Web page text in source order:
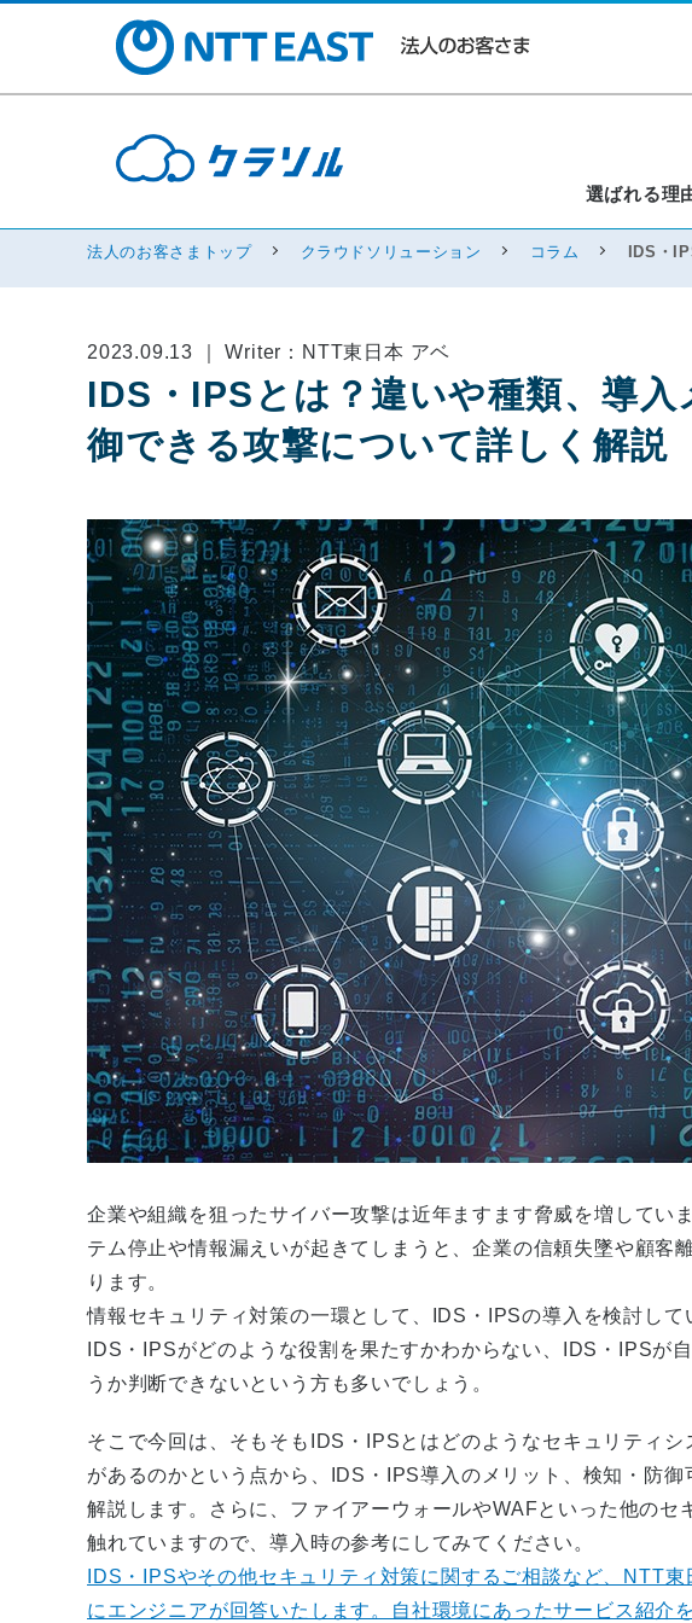
選ばれる理
法人のお客さまトップ クラウドソリューション コラム IDS・
2023.09.13 ｜ Writer：NTT東日本 アベ
IDS・IPSとは？違いや種類、導
御できる攻撃について詳しく解説
企業や組織を狙ったサイバー攻撃は近年ますます脅威を増してい
テム停止や情報漏えいが起きてしまうと、企業の信頼失墜や顧客
ります。
情報セキュリティ対策の一環として、IDS・IPSの導入を検討して
IDS・IPSがどのような役割を果たすかわからない、IDS・IPSが
うか判断できないという方も多いでしょう。
そこで今回は、そもそもIDS・IPSとはどのようなセキュリティ
があるのかという点から、IDS・IPS導入のメリット、検知・防
解説します。さらに、ファイアーウォールやWAFといった他のセ
触れていますので、導入時の参考にしてみてください。
IDS・IPSやその他セキュリティ対策に関するご相談など、NTT
にエンジニアが回答いたします。自社環境にあったサービス紹介